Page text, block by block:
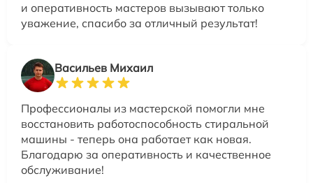
и оперативность мастеров вызывают только
уважение, спасибо за отличный результат!
Васильев Михаил
Профессионалы из мастерской помогли мне
восстановить работоспособность стиральной
машины - теперь она работает как новая.
Благодарю за оперативность и качественное
обслуживание!